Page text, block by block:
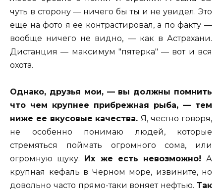
чуть в сторону — ничего бы ты и не увидел. Это
еще на фото я ее контрастировал, а по факту —
вообще ничего не видно, — как в Астрахани.
Дистанция — максимум "пятерка" — вот и вся
охота.
Однако, друзья мои, — вы должны помнить
что чем крупнее прибрежная рыба, — тем
ниже ее вкусовые качества.Я, честно говоря,
не особенно понимаю людей, которые
стремяться поймать огромного сома, или
огромную щуку.
Их же есть невозможно!А
крупная кефаль в Черном море, извините, но
довольно часто прямо-таки воняет нефтью. Так